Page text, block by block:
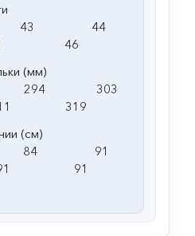
ноги
44
46
(мм)
303
319
молнии (см)
91
91